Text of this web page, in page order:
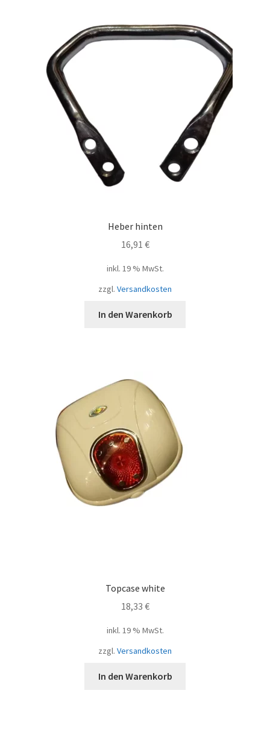
Heber hinten
16,91 €
inkl. 19 % MwSt.
zzgl. Versandkosten
In den Warenkorb
Topcase white
18,33 €
inkl. 19 % MwSt.
zzgl. Versandkosten
In den Warenkorb